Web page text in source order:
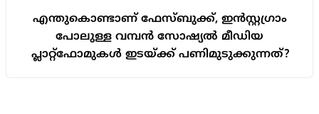
എന്തുകൊണ്ടാണ് ഫേസ്ബുക്ക്, ഇൻസ്റ്റഗ്രാം
പോലുള്ള വമ്പൻ സോഷ്യൽ മീഡിയ
പ്ലാറ്റ്ഫോമുകൾ ഇടയ്ക്ക് പണിമുടുക്കുന്നത്?